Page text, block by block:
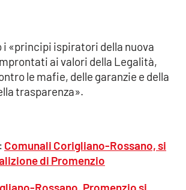
insieme
«principi ispiratori della nuova
ai valori della Legalità,
le mafie, delle garanzie e della
trasparenza».
Comunali Corigliano-Rossano, si
di Promenzio